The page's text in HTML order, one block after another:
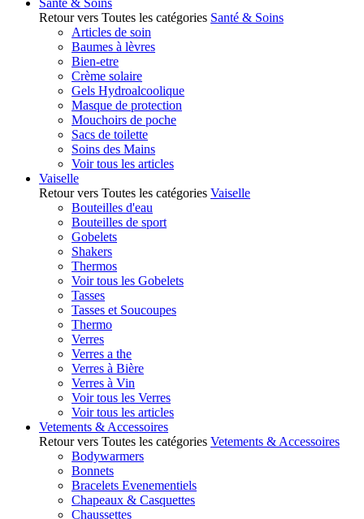
Santé & Soins
Retour vers Toutes les catégories Santé & Soins
Articles de soin
Baumes à lèvres
Bien-etre
Crème solaire
Gels Hydroalcoolique
Masque de protection
Mouchoirs de poche
Sacs de toilette
Soins des Mains
Voir tous les articles
Vaiselle
Retour vers Toutes les catégories Vaiselle
Bouteilles d'eau
Bouteilles de sport
Gobelets
Shakers
Thermos
Voir tous les Gobelets
Tasses
Tasses et Soucoupes
Thermo
Verres
Verres a the
Verres à Bière
Verres à Vin
Voir tous les Verres
Voir tous les articles
Vetements & Accessoires
Retour vers Toutes les catégories Vetements & Accessoires
Bodywarmers
Bonnets
Bracelets Evenementiels
Chapeaux & Casquettes
Chaussettes